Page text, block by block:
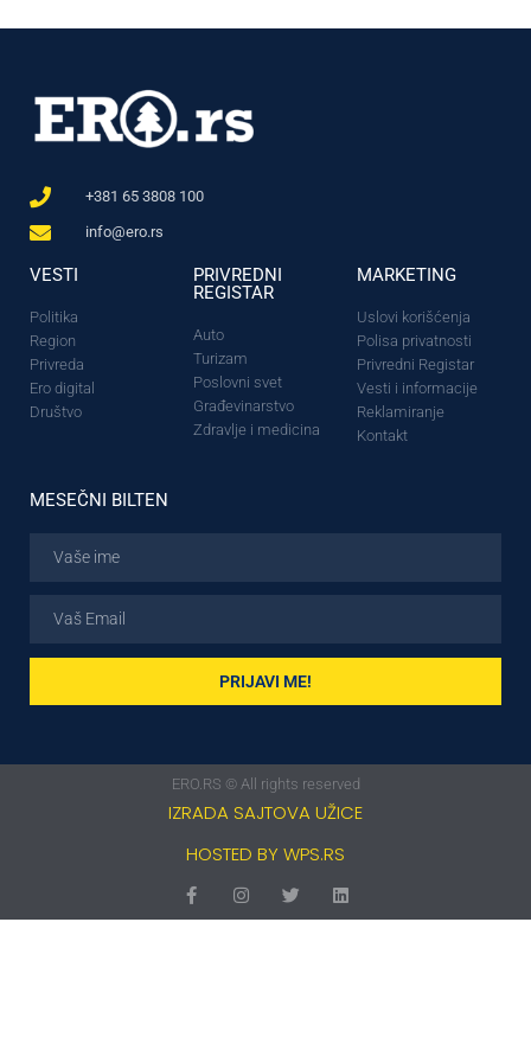
+381 65 3808 100
info@ero.rs
VESTI
Politika
Region
Privreda
Ero digital
Društvo
PRIVREDNI
REGISTAR
Auto
Turizam
Poslovni svet
Građevinarstvo
Zdravlje i medicina
MARKETING
Uslovi korišćenja
Polisa privatnosti
Privredni Registar
Vesti i informacije
Reklamiranje
Kontakt
MESEČNI BILTEN
PRIJAVI ME!
ERO.RS © All rights reserved
IZRADA SAJTOVA UŽICE
HOSTED BY WPS.RS